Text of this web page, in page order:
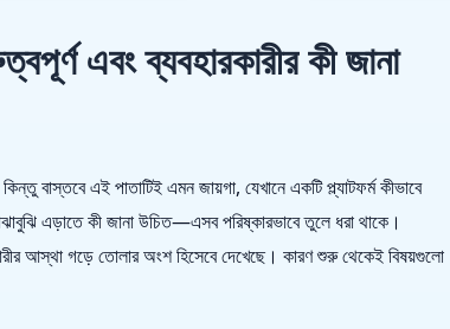
এবং ব্যবহারকারীর কী জানা
বাস্তবে এই পাতাটিই এমন জায়গা, যেখানে একটি প্ল্যাটফর্ম কীভাবে
এড়াতে কী জানা উচিত—এসব পরিষ্কারভাবে তুলে ধরা থাকে।
আস্থা গড়ে তোলার অংশ হিসেবে দেখেছে। কারণ শুরু থেকেই বিষয়গুলো